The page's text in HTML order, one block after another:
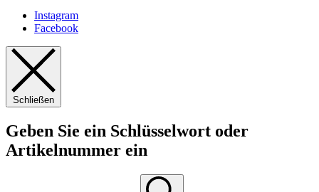
Instagram
Facebook
Schließen
Geben Sie ein Schlüsselwort oder
Artikelnummer ein